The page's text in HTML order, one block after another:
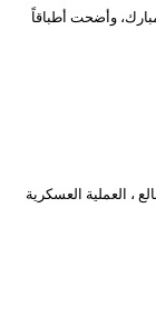
وأضحت أطباقاً
، العملية العسكرية